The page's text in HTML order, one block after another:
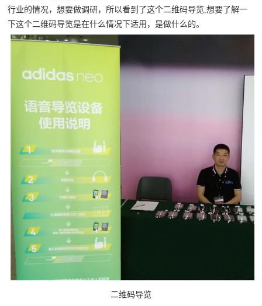
行业的情况，想要做调研，所以看到了这个二维码导览,想要了解一
下这个二维码导览是在什么情况下适用，是做什么的。
二维码导览